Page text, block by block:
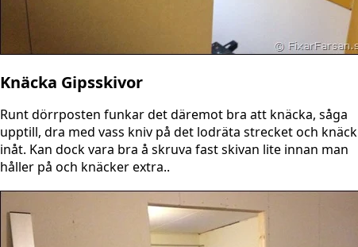
Knäcka Gipsskivor
Runt dörrposten funkar det däremot bra att knäcka, såga
upptill, dra med vass kniv på det lodräta strecket och knäck
inåt. Kan dock vara bra å skruva fast skivan lite innan man
håller på och knäcker extra..